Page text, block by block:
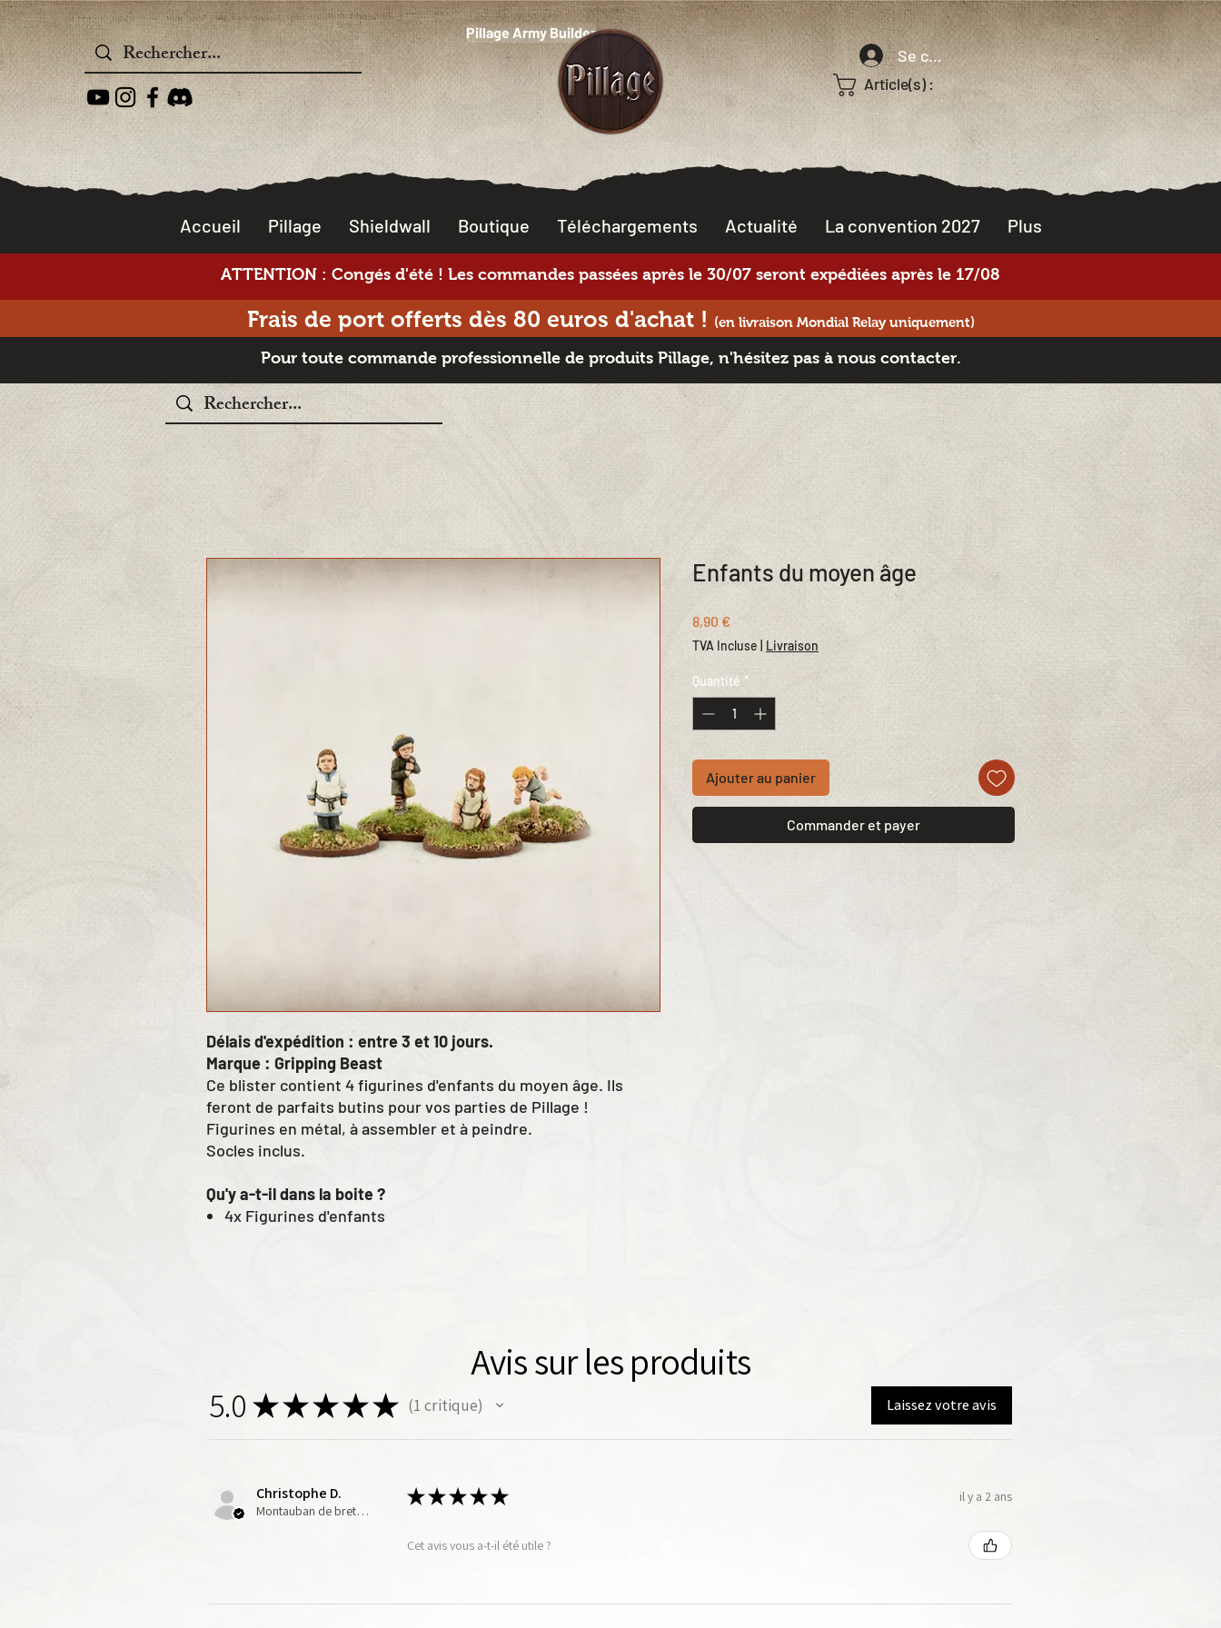
Pillage Army Builder
Se connecter
Article(s) :
Accueil Pillage Shieldwall Boutique Téléchargements Actualité La convention 2027 Plus
ATTENTION : Congés d'été ! Les commandes passées après le 30/07 seront expédiées après le 17/08
Frais de port offerts dès 80 euros d'achat ! (en livraison Mondial Relay uniquement)
Pour toute commande professionnelle de produits Pillage, n'hésitez pas à nous contacter.
Délais d'expédition : entre 3 et 10 jours.
Marque : Gripping Beast
Ce blister contient 4 figurines d'enfants du moyen âge. Ils
feront de parfaits butins pour vos parties de Pillage !
Figurines en métal, à assembler et à peindre.
Socles inclus.
Qu'y a-t-il dans la boite ?
4x Figurines d'enfants
Enfants du moyen âge
8,90 €
TVA Incluse Livraison
Quantité *
Ajouter au panier
Commander et payer
Avis sur les produits
5.0 ★★★★★ 1 critique Laissez votre avis
Christophe D.
Montauban de bretagne, E
★★★★★ il y a 2 ans
Cet avis vous a-t-il été utile ?